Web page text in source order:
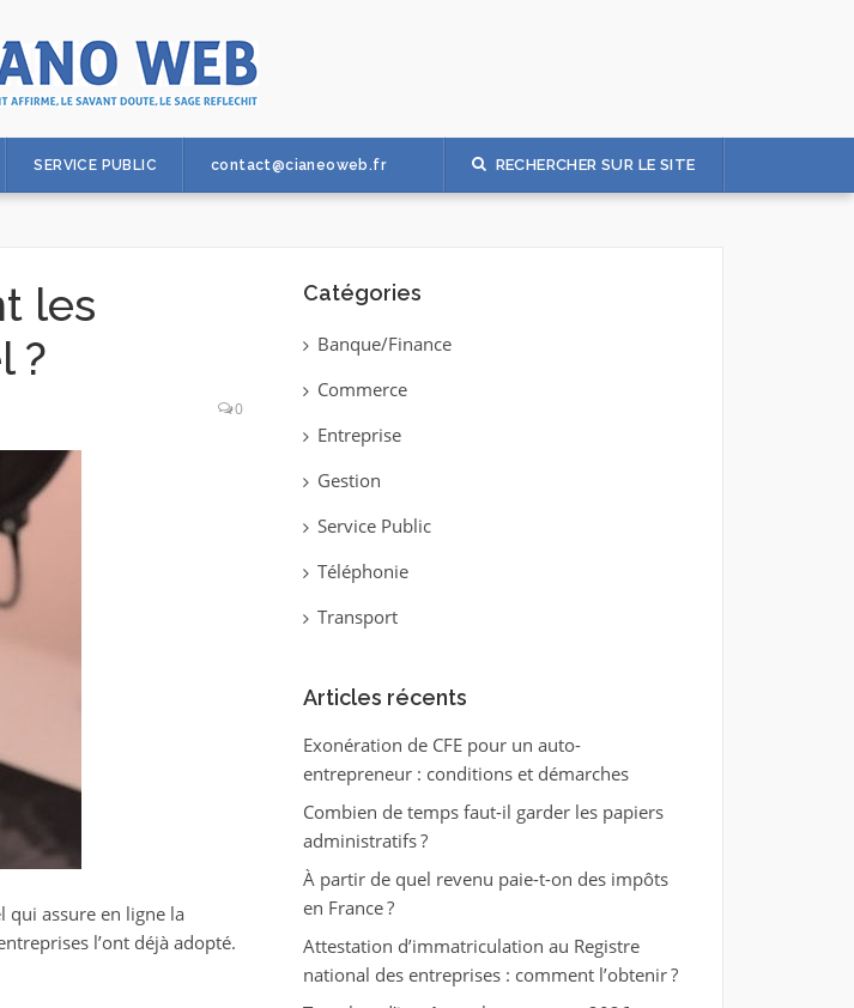
SERVICE PUBLIC contact@cianeoweb.fr RECHERCHER SUR LE SITE
les
?
0
qui assure en ligne la
l’ont déjà adopté.
Catégories
Banque/Finance
Commerce
Entreprise
Gestion
Service Public
Téléphonie
Transport
Articles récents
Exonération de CFE pour un auto-
entrepreneur : conditions et démarches
Combien de temps faut-il garder les papiers
administratifs ?
À partir de quel revenu paie-t-on des impôts
en France ?
Attestation d’immatriculation au Registre
national des entreprises : comment l’obtenir ?